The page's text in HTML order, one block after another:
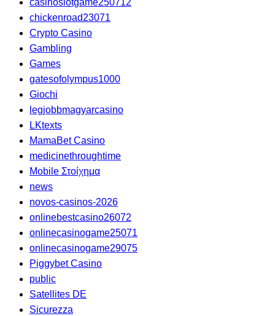
casinoslotgame250712
chickenroad23071
Crypto Casino
Gambling
Games
gatesofolympus1000
Giochi
legjobbmagyarcasino
LKtexts
MamaBet Casino
medicinethroughtime
Mobile Στοίχημα
news
novos-casinos-2026
onlinebestcasino26072
onlinecasinogame25071
onlinecasinogame29075
Piggybet Casino
public
Satellites DE
Sicurezza